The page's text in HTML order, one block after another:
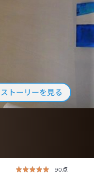
ストーリーを見る
90点